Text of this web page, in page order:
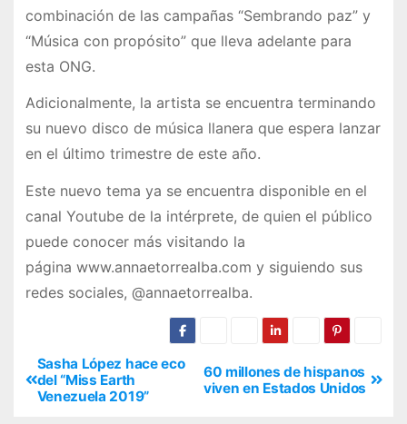
combinación de las campañas “Sembrando paz” y
“Música con propósito” que lleva adelante para
esta ONG.
Adicionalmente, la artista se encuentra terminando
su nuevo disco de música llanera que espera lanzar
en el último trimestre de este año.
Este nuevo tema ya se encuentra disponible en el
canal Youtube de la intérprete, de quien el público
puede conocer más visitando la
página www.annaetorrealba.com y siguiendo sus
redes sociales, @annaetorrealba.
60 millones de hispanos
viven en Estados Unidos
Sasha López hace eco
del “Miss Earth
Venezuela 2019”